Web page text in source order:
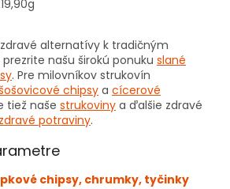
19,90g
alternatívy k tradičným
našu širokú ponuku slané
. Pre milovníkov strukovín
chipsy a cícerové
tiež naše strukoviny a ďalšie zdravé
zdravé potraviny.
chipsy, chrumky, tyčinky